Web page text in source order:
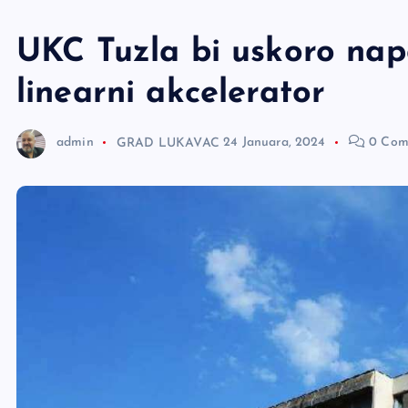
UKC Tuzla bi uskoro
linearni akcelerator
admin GRAD LUKAVAC 24 Januara, 2024 0